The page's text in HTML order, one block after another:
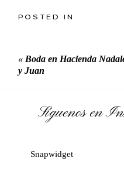
POSTED IN
« Boda en Hacienda
y Juan
Síguenos en
Snapwidget